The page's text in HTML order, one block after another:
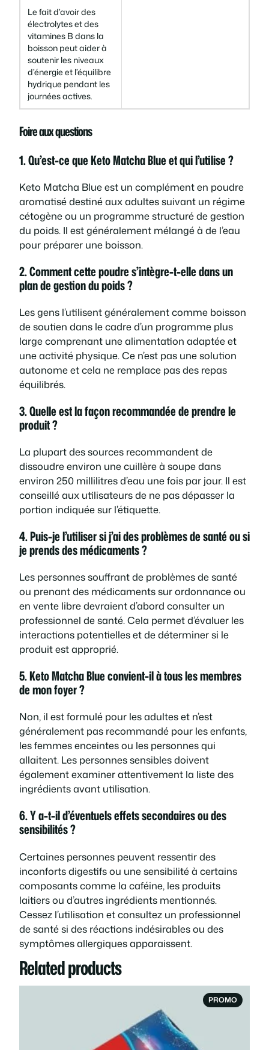
Le fait d’avoir des
électrolytes et des
vitamines B dans la
boisson peut aider à
soutenir les niveaux
d’énergie et l’équilibre
hydrique pendant les
journées actives.
Foire aux questions
1. Qu’est-ce que Keto Matcha Blue et qui l’utilise ?
Keto Matcha Blue est un complément en poudre
aromatisé destiné aux adultes suivant un régime
cétogène ou un programme structuré de gestion
du poids. Il est généralement mélangé à de l’eau
pour préparer une boisson.
2. Comment cette poudre s’intègre-t-elle dans un
plan de gestion du poids ?
Les gens l’utilisent généralement comme boisson
de soutien dans le cadre d’un programme plus
large comprenant une alimentation adaptée et
une activité physique. Ce n’est pas une solution
autonome et cela ne remplace pas des repas
équilibrés.
3. Quelle est la façon recommandée de prendre le
produit ?
La plupart des sources recommandent de
dissoudre environ une cuillère à soupe dans
environ 250 millilitres d’eau une fois par jour. Il est
conseillé aux utilisateurs de ne pas dépasser la
portion indiquée sur l’étiquette.
4. Puis-je l’utiliser si j’ai des problèmes de santé ou si
je prends des médicaments ?
Les personnes souffrant de problèmes de santé
ou prenant des médicaments sur ordonnance ou
en vente libre devraient d’abord consulter un
professionnel de santé. Cela permet d’évaluer les
interactions potentielles et de déterminer si le
produit est approprié.
5. Keto Matcha Blue convient-il à tous les membres
de mon foyer ?
Non, il est formulé pour les adultes et n’est
généralement pas recommandé pour les enfants,
les femmes enceintes ou les personnes qui
allaitent. Les personnes sensibles doivent
également examiner attentivement la liste des
ingrédients avant utilisation.
6. Y a-t-il d’éventuels effets secondaires ou des
sensibilités ?
Certaines personnes peuvent ressentir des
inconforts digestifs ou une sensibilité à certains
composants comme la caféine, les produits
laitiers ou d’autres ingrédients mentionnés.
Cessez l’utilisation et consultez un professionnel
de santé si des réactions indésirables ou des
symptômes allergiques apparaissent.
Related products
PROMO
EN